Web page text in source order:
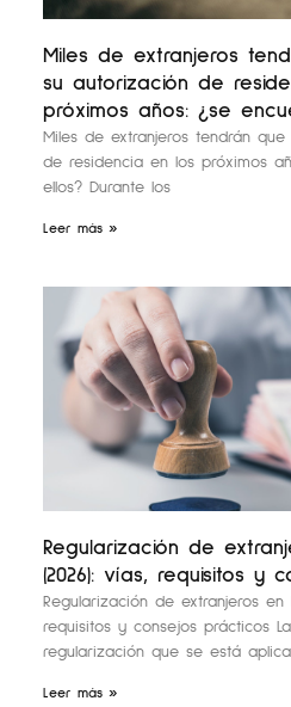
Miles de extranjeros
su autorización de
próximos años: ¿se
Miles de extranjeros tendrán
de residencia en los próximos
ellos? Durante los
Leer más »
Regularización de
(2026): vías, requisitos y
Regularización de extranjeros en
requisitos y consejos prácticos
regularización que se está
Leer más »